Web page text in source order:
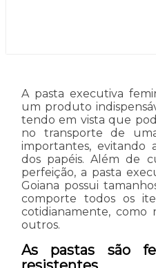
A pasta executiva
um produto
tendo em vista que
no transporte de
importantes, evitando
dos papéis. Além de
perfeição, a pasta
Goiana possui
comporte todos os
cotidianamente, como
outros.
As pastas são